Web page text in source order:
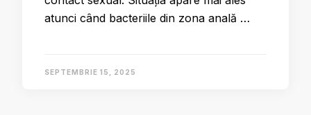
atunci când bacteriile din zona anală …
SEPTEMBRIE 15, 2025